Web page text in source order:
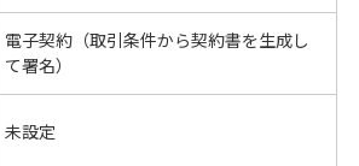
電子契約（取引条件から契約書を生成し
て署名）
未設定